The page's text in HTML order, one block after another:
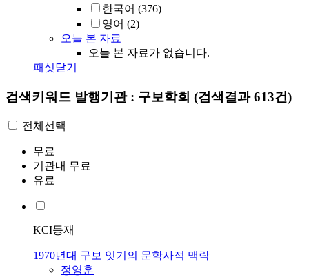
한국어 (376)
영어 (2)
오늘 본 자료
오늘 본 자료가 없습니다.
패싯닫기
검색키워드 발행기관 : 구보학회 (검색결과 613건)
전체선택
무료
기관내 무료
유료
KCI등재
1970년대 구보 잇기의 문학사적 맥락
정영훈